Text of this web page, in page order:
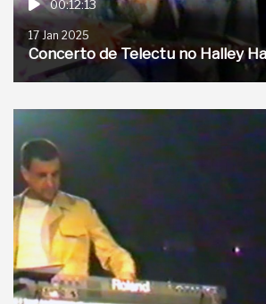
00:12:13
17 Jan 2025
Concerto de Telectu no Halley